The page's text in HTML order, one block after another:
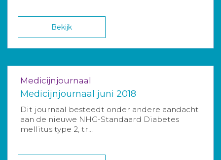
Bekijk
Medicijnjournaal
Medicijnjournaal juni 2018
Dit journaal besteedt onder andere aandacht
aan de nieuwe NHG-Standaard Diabetes
mellitus type 2, tr...